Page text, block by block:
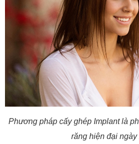
Phương pháp cấy ghép Implant là
răng hiện đại ngày